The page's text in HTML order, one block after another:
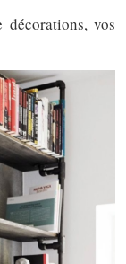
vos